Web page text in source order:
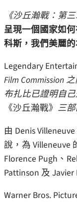
《沙丘瀚戰：第
呈現一個國家如
科斯，我們美麗
Legendary
Film Commission
布扎比已證明自
《沙丘瀚戰》 三
由 Denis
說，為 Villeneuve
Florence Pugh、
Pattinson 及
Warner Bros.